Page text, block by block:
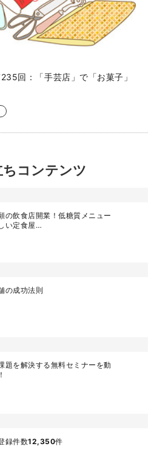
回：「手芸店」で「お菓子」
ちコンテンツ
の飲食店開業！低糖質メニュー
い定食屋…
の成功法則
題を解決する無料セミナーを動
録件数12,350件